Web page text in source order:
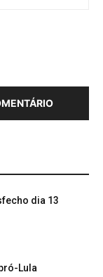
dia 13
Lula